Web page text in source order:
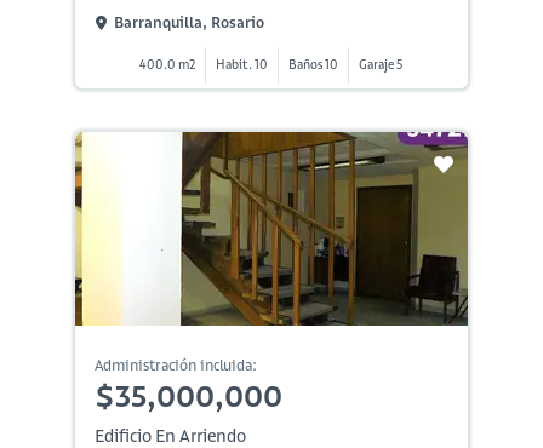
Barranquilla, Rosario
400.0 m2 Habit. 10 Baños 10 Garaje 5
Administración incluida:
$35,000,000
Edificio En Arriendo